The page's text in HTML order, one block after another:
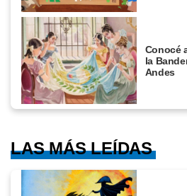
Conocé
la
Andes
LAS MÁS LEÍDAS